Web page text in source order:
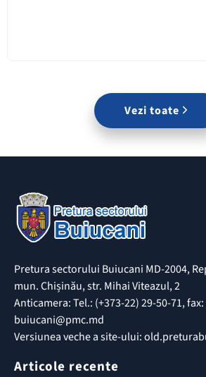
Vezi toate
Pretura sectorului Buiucani MD-2004,
mun. Chișinău, str. Mihai Viteazul, 2
Anticamera: Tel.: (+373-22) 29-50-71,
buiucani@pmc.md
Versiunea veche a site-ului:
Articole recente